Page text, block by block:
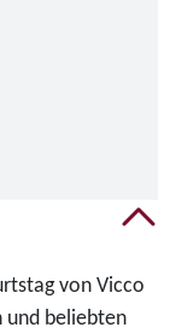
von Vicco
und beliebten